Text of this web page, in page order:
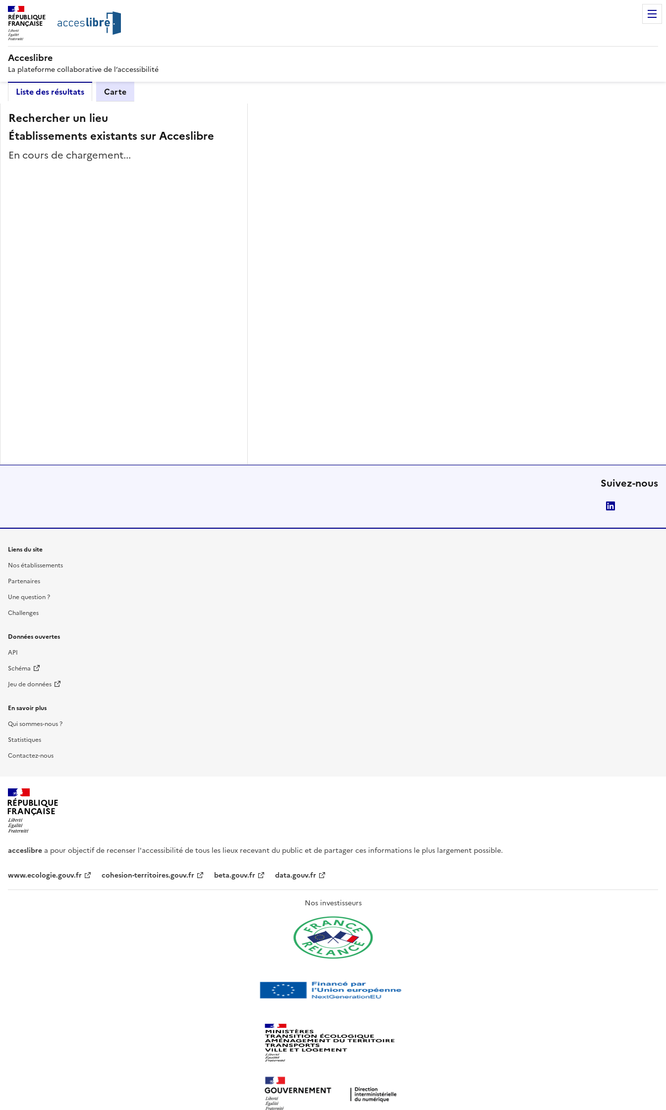
RÉPUBLIQUE
FRANÇAISE
Acceslibre
La plateforme collaborative de l’accessibilité
Liste des résultats Carte
Rechercher un lieu
Établissements existants sur Acceslibre
En cours de chargement...
Suivez-nous
Liens du site
Nos établissements
Partenaires
Une question ?
Challenges
Données ouvertes
API
Schéma
Jeu de données
En savoir plus
Qui sommes-nous ?
Statistiques
Contactez-nous
RÉPUBLIQUE
FRANÇAISE
acceslibre a pour objectif de recenser l'accessibilité de tous les lieux recevant du public et de partager ces informations le plus largement possible.
www.ecologie.gouv.fr cohesion-territoires.gouv.fr beta.gouv.fr data.gouv.fr
Nos investisseurs